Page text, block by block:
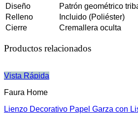
Diseño
Patrón geométrico
Relleno
Incluido (Poliéster)
Cierre
Cremallera oculta
Productos relacionados
Vista Rápida
Faura Home
Lienzo Decorativo Papel Garza con